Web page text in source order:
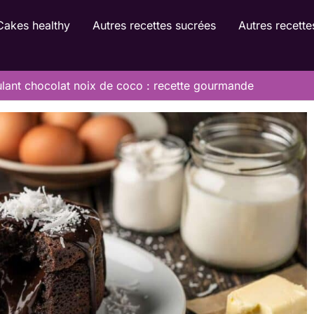
healthy Autres recettes sucrées Autres
chocolat noix de coco : recette gourmande